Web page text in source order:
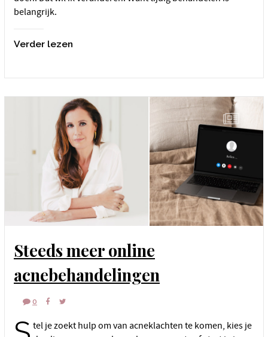
belangrijk.
Verder lezen
Steeds meer online
acnebehandelingen
0
tel je zoekt hulp om van acneklachten te komen, kies je